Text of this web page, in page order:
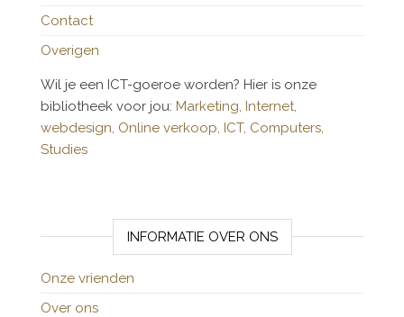
Contact
Overigen
Wil je een ICT-goeroe worden? Hier is onze
bibliotheek voor jou: Marketing, Internet,
webdesign, Online verkoop, ICT, Computers,
Studies
INFORMATIE OVER ONS
Onze vrienden
Over ons